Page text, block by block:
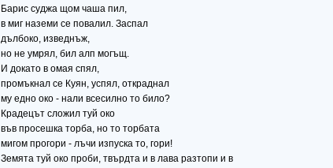
Барис суджа щом чаша пил,
в миг наземи се повалил. Заспал
дълбоко, изведнъж,
но не умрял, бил алп могъщ.
И докато в омая спял,
промъкнал се Куян, успял, откраднал
му едно око - нали всесилно то било?
Крадецът сложил туй око
във просешка торба, но то торбата
мигом прогори - лъчи изпуска то, гори!
Земята туй око проби, твърдта и в лава разтопи и в